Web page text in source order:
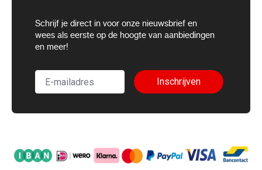
Schrijf je direct in voor onze nieuwsbrief en
wees als eerste op de hoogte van aanbiedingen
en meer!
Inschrijven